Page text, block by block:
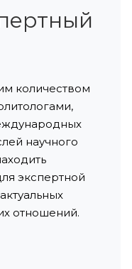
количеством
научного
экспертной
отношений.